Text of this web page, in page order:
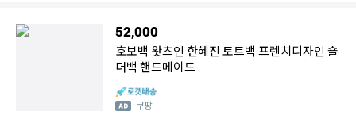
52,000
호보백 왓츠인 한혜진 토트백 프렌치디자인 숄
더백 핸드메이드
쿠팡